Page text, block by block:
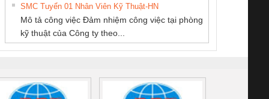
16I+
(2502520000)
BKE 1K5.4
(7791400879)2. Giá
SMC Tuyển 01 Nhân Viên Kỹ Thuật-HN
Mô tả công việc Đảm nhiệm công việc tại phòng
kỹ thuật của Công ty theo...